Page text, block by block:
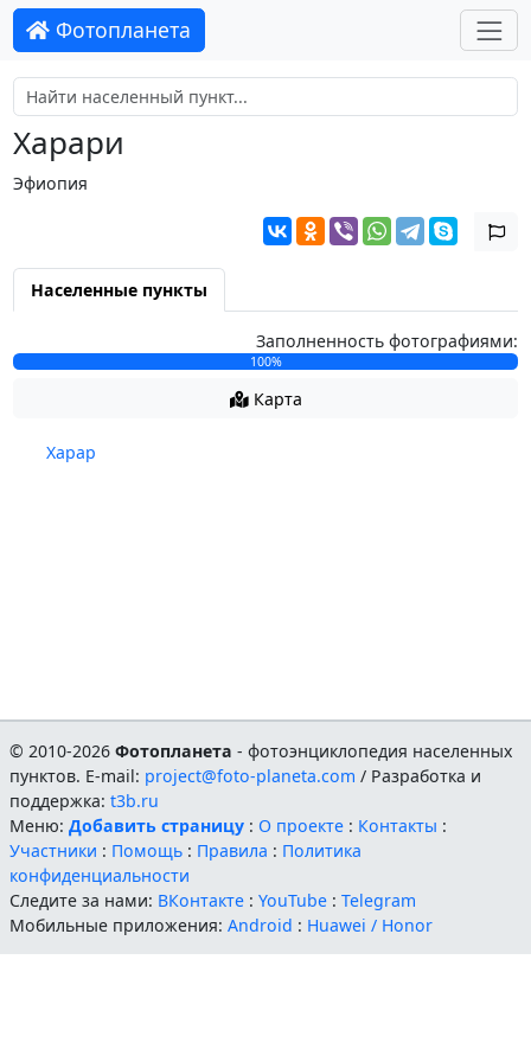
Фотопланета
Харари
Эфиопия
Населенные пункты
Заполненность фотографиями:
100%
Карта
Харар
© 2010-2026Фотопланета - фотоэнциклопедия населенных
пунктов. E-mail: project@foto-planeta.com / Разработка и
поддержка:t3b.ru
Меню:Добавить страницу : О проекте : Контакты :
Участники : Помощь : Правила : Политика
конфиденциальности
Следите за нами: ВКонтакте :YouTube :Telegram
Мобильные приложения:Android : Huawei / Honor